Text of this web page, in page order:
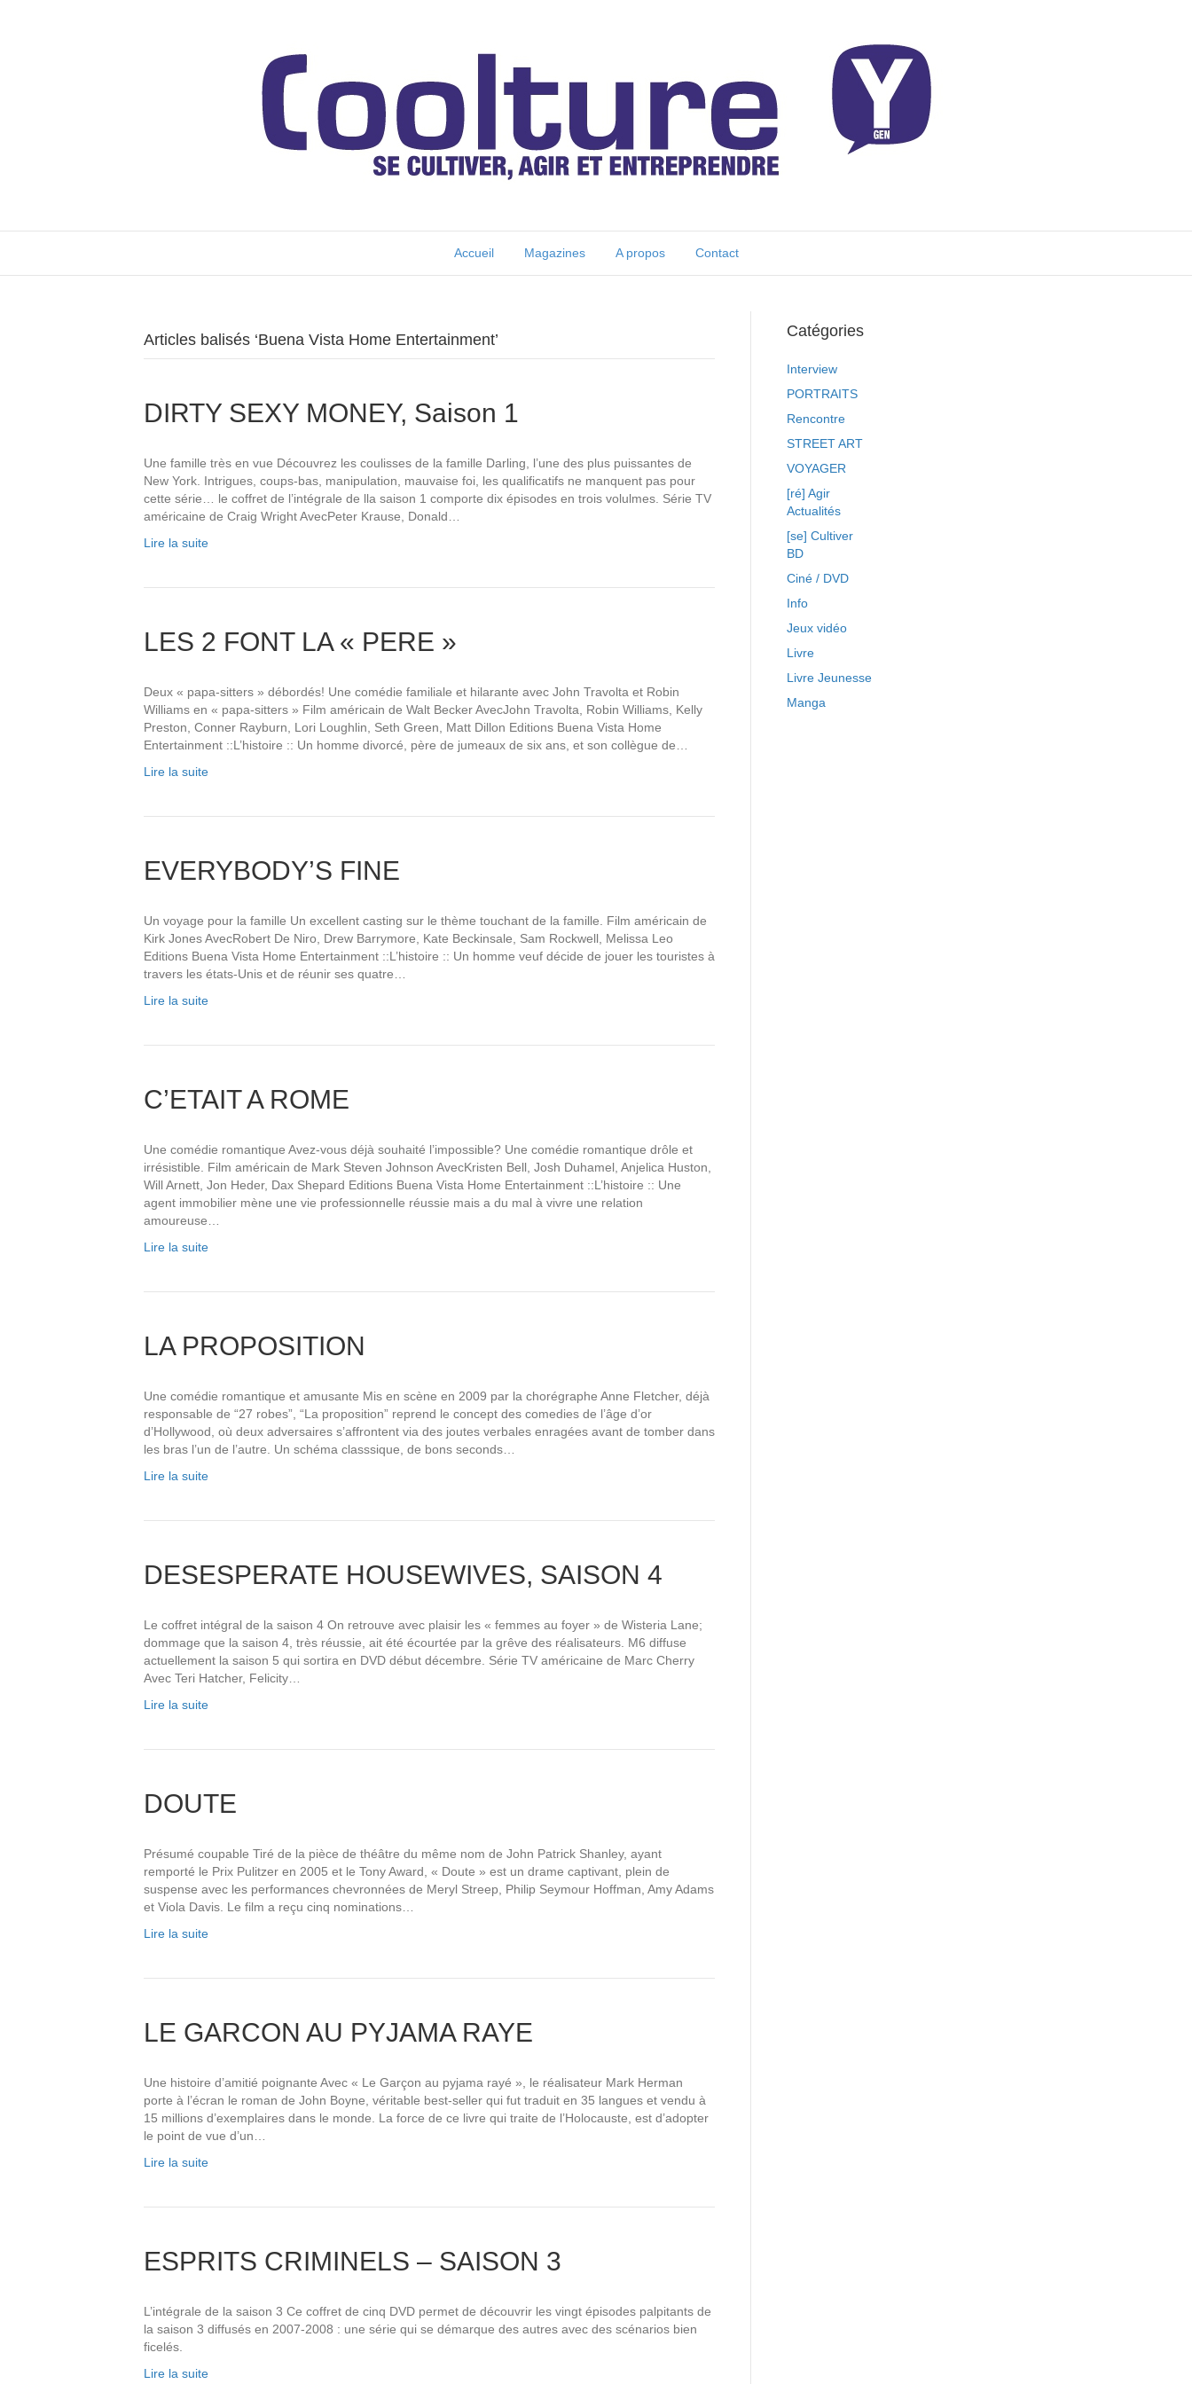
Accueil Magazines A propos Contact
Articles balisés ‘Buena Vista Home Entertainment’
DIRTY SEXY MONEY, Saison 1
Une famille très en vue Découvrez les coulisses de la famille Darling, l’une des plus puissantes de
New York. Intrigues, coups-bas, manipulation, mauvaise foi, les qualificatifs ne manquent pas pour
cette série… le coffret de l’intégrale de lla saison 1 comporte dix épisodes en trois volulmes. Série TV
américaine de Craig Wright AvecPeter Krause, Donald…
Lire la suite
LES 2 FONT LA « PERE »
Deux « papa-sitters » débordés! Une comédie familiale et hilarante avec John Travolta et Robin
Williams en « papa-sitters » Film américain de Walt Becker AvecJohn Travolta, Robin Williams, Kelly
Preston, Conner Rayburn, Lori Loughlin, Seth Green, Matt Dillon Editions Buena Vista Home
Entertainment ::L’histoire :: Un homme divorcé, père de jumeaux de six ans, et son collègue de…
Lire la suite
EVERYBODY’S FINE
Un voyage pour la famille Un excellent casting sur le thème touchant de la famille. Film américain de
Kirk Jones AvecRobert De Niro, Drew Barrymore, Kate Beckinsale, Sam Rockwell, Melissa Leo
Editions Buena Vista Home Entertainment ::L’histoire :: Un homme veuf décide de jouer les touristes à
travers les états-Unis et de réunir ses quatre…
Lire la suite
C’ETAIT A ROME
Une comédie romantique Avez-vous déjà souhaité l’impossible? Une comédie romantique drôle et
irrésistible. Film américain de Mark Steven Johnson AvecKristen Bell, Josh Duhamel, Anjelica Huston,
Will Arnett, Jon Heder, Dax Shepard Editions Buena Vista Home Entertainment ::L’histoire :: Une
agent immobilier mène une vie professionnelle réussie mais a du mal à vivre une relation
amoureuse…
Lire la suite
LA PROPOSITION
Une comédie romantique et amusante Mis en scène en 2009 par la chorégraphe Anne Fletcher, déjà
responsable de “27 robes”, “La proposition” reprend le concept des comedies de l’âge d’or
d’Hollywood, où deux adversaires s’affrontent via des joutes verbales enragées avant de tomber dans
les bras l’un de l’autre. Un schéma classsique, de bons seconds…
Lire la suite
DESESPERATE HOUSEWIVES, SAISON 4
Le coffret intégral de la saison 4 On retrouve avec plaisir les « femmes au foyer » de Wisteria Lane;
dommage que la saison 4, très réussie, ait été écourtée par la grêve des réalisateurs. M6 diffuse
actuellement la saison 5 qui sortira en DVD début décembre. Série TV américaine de Marc Cherry
Avec Teri Hatcher, Felicity…
Lire la suite
DOUTE
Présumé coupable Tiré de la pièce de théâtre du même nom de John Patrick Shanley, ayant
remporté le Prix Pulitzer en 2005 et le Tony Award, « Doute » est un drame captivant, plein de
suspense avec les performances chevronnées de Meryl Streep, Philip Seymour Hoffman, Amy Adams
et Viola Davis. Le film a reçu cinq nominations…
Lire la suite
LE GARCON AU PYJAMA RAYE
Une histoire d’amitié poignante Avec « Le Garçon au pyjama rayé », le réalisateur Mark Herman
porte à l’écran le roman de John Boyne, véritable best-seller qui fut traduit en 35 langues et vendu à
15 millions d’exemplaires dans le monde. La force de ce livre qui traite de l’Holocauste, est d’adopter
le point de vue d’un…
Lire la suite
ESPRITS CRIMINELS – SAISON 3
L’intégrale de la saison 3 Ce coffret de cinq DVD permet de découvrir les vingt épisodes palpitants de
la saison 3 diffusés en 2007-2008 : une série qui se démarque des autres avec des scénarios bien
ficelés.
Lire la suite
Catégories
Interview
PORTRAITS
Rencontre
STREET ART
VOYAGER
[ré] Agir
Actualités
[se] Cultiver
BD
Ciné / DVD
Info
Jeux vidéo
Livre
Livre Jeunesse
Manga